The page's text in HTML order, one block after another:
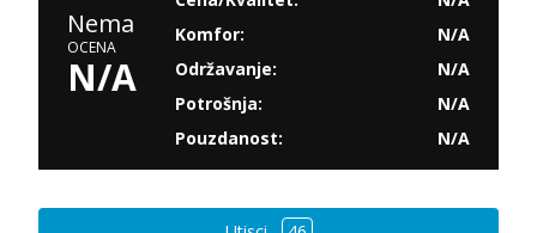
Nema
OCENA
N/A
Komfor:
N/A
Održavanje:
N/A
Potrošnja:
N/A
Pouzdanost:
N/A